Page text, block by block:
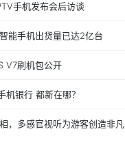
手机发布会后访谈
能手机出货量已达2亿台
V7刷机包公开
机银行 都新在哪？
，多感官视听为游客创造非凡